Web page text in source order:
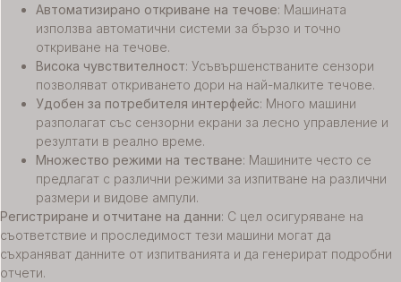
Автоматизирано откриване на течове: Машината
използва автоматични системи за бързо и точно
откриване на течове.
Висока чувствителност: Усъвършенстваните сензори
позволяват откриването дори на най-малките течове.
Удобен за потребителя интерфейс: Много машини
разполагат със сензорни екрани за лесно управление и
резултати в реално време.
Множество режими на тестване: Машините често се
предлагат с различни режими за изпитване на различни
размери и видове ампули.
Регистриране и отчитане на данни: С цел осигуряване на
съответствие и проследимост тези машини могат да
съхраняват данните от изпитванията и да генерират подробни
отчети.